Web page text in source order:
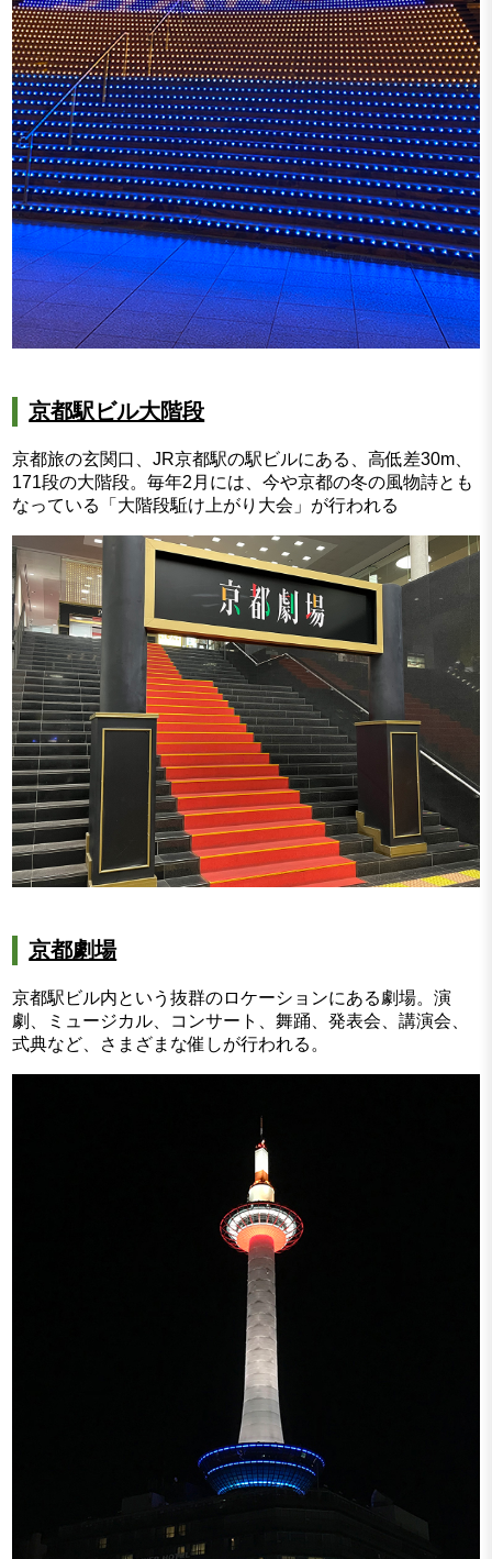
京都駅ビル大階段
京都旅の玄関口、JR京都駅の駅ビルにある、高低差30m、
171段の大階段。毎年2月には、今や京都の冬の風物詩とも
なっている「大階段駈け上がり大会」が行われる
京都劇場
京都駅ビル内という抜群のロケーションにある劇場。演
劇、ミュージカル、コンサート、舞踊、発表会、講演会、
式典など、さまざまな催しが行われる。